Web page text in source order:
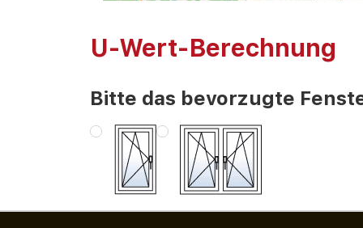
U-Wert-Berechnung
Bitte das bevorzugte